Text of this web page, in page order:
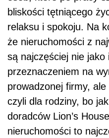
bliskości tętniącego
relaksu i spokoju. Na
że nieruchomości z
są najczęściej nie jako
przeznaczeniem na
prowadzonej firmy,
czyli dla rodziny, bo
doradców Lion’s
nieruchomości to